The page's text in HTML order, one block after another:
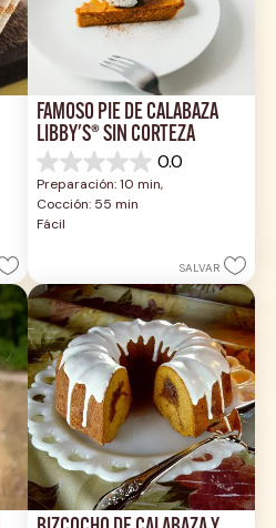
FAMOSO PIE DE CALABAZA
LIBBY'S® SIN CORTEZA
0.0
0.0
de
5
estrellas.
Preparación: 10 min,
Cocción: 55 min
Fácil
SALVAR